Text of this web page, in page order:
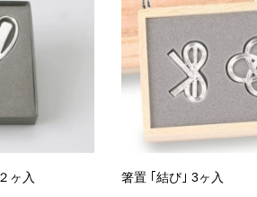
ヶ入 箸置 ｢結び｣ 3ヶ入